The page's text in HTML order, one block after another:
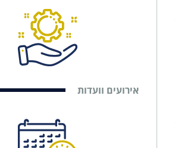
אירועים וועדות